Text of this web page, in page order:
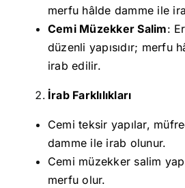
merfu hâlde damme ile
Cemi Müzekker Salim:
düzenli yapısıdır; merfu
irab edilir.
İrab Farklılıkları
Cemi teksir yapılar,
damme ile irab olunur.
Cemi müzekker salim
merfu olur.